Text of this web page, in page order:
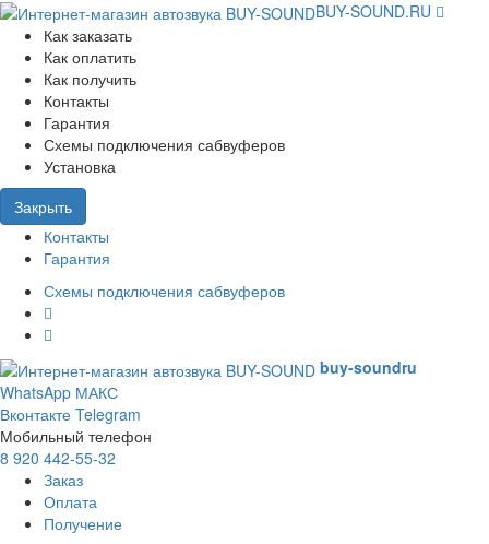
BUY-SOUND.RU
Как заказать
Как оплатить
Как получить
Контакты
Гарантия
Схемы подключения сабвуферов
Установка
Закрыть
Контакты
Гарантия
Схемы подключения сабвуферов
buy-soundru
WhatsApp МАКС
Вконтакте Telegram
Мобильный телефон
8 920 442-55-32
Заказ
Оплата
Получение